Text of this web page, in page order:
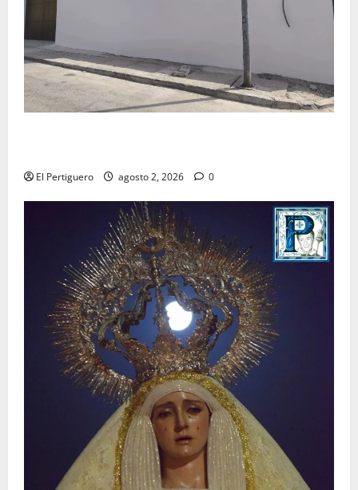
El Pertiguero agosto 2, 2026 0